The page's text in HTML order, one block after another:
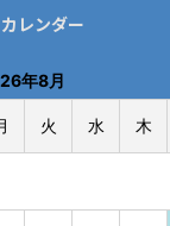
カレンダー
年8月
火 水 木